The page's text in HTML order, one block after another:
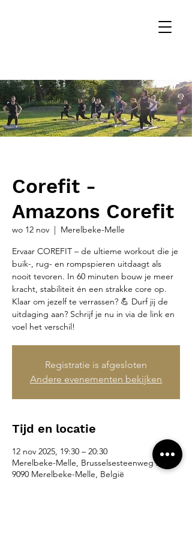
Corefit -
Amazons Corefit
wo 12 nov
  |
Merelbeke-Melle
Ervaar COREFIT – de ultieme workout die je
buik-, rug- en rompspieren uitdaagt als
nooit tevoren. In 60 minuten bouw je meer
kracht, stabiliteit én een strakke core op.
Klaar om jezelf te verrassen? 💪 Durf jij de
uitdaging aan? Schrijf je nu in via de link en
voel het verschil!
Registratie is afgesloten
Andere evenementen bekijken
Tijd en locatie
12 nov 2025, 19:30 – 20:30
Merelbeke-Melle, Brusselsesteenweg 265,
9090 Merelbeke-Melle, België